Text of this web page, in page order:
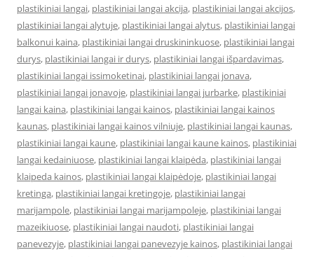
plastikiniai langai, plastikiniai langai akcija, plastikiniai langai akcijos,
plastikiniai langai alytuje, plastikiniai langai alytus, plastikiniai langai
balkonui kaina, plastikiniai langai druskininkuose, plastikiniai langai
durys, plastikiniai langai ir durys, plastikiniai langai išpardavimas,
plastikiniai langai issimoketinai, plastikiniai langai jonava,
plastikiniai langai jonavoje, plastikiniai langai jurbarke, plastikiniai
langai kaina, plastikiniai langai kainos, plastikiniai langai kainos
kaunas, plastikiniai langai kainos vilniuje, plastikiniai langai kaunas,
plastikiniai langai kaune, plastikiniai langai kaune kainos, plastikiniai
langai kedainiuose, plastikiniai langai klaipėda, plastikiniai langai
klaipeda kainos, plastikiniai langai klaipėdoje, plastikiniai langai
kretinga, plastikiniai langai kretingoje, plastikiniai langai
marijampole, plastikiniai langai marijampoleje, plastikiniai langai
mazeikiuose, plastikiniai langai naudoti, plastikiniai langai
panevezyje, plastikiniai langai panevezyje kainos, plastikiniai langai